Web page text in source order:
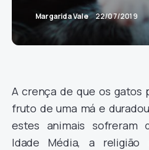
Margarida Vale 22/07/2019
A crença de que os gatos
fruto de uma má e
estes animais sofreram
Idade Média, a religião